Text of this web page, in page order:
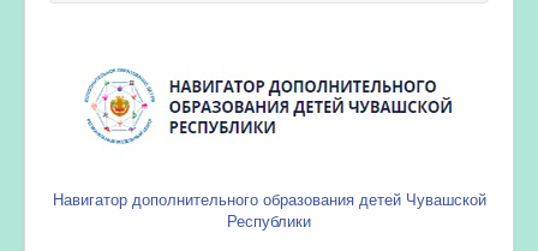
Навигатор дополнительного образования детей Чувашской
Республики